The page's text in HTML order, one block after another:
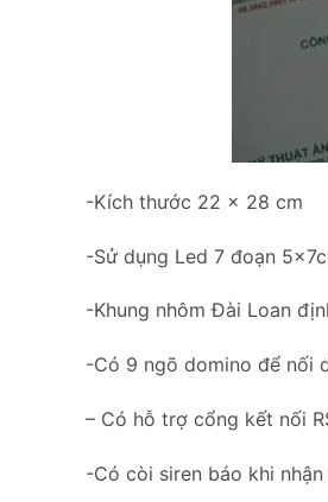
-Kích thước 22 x 28 cm
-Sử dụng Led 7 đoạn
-Khung nhôm Đài Loan
-Có 9 ngõ domino để nối
– Có hỗ trợ cổng kết nối
-Có còi siren báo khi